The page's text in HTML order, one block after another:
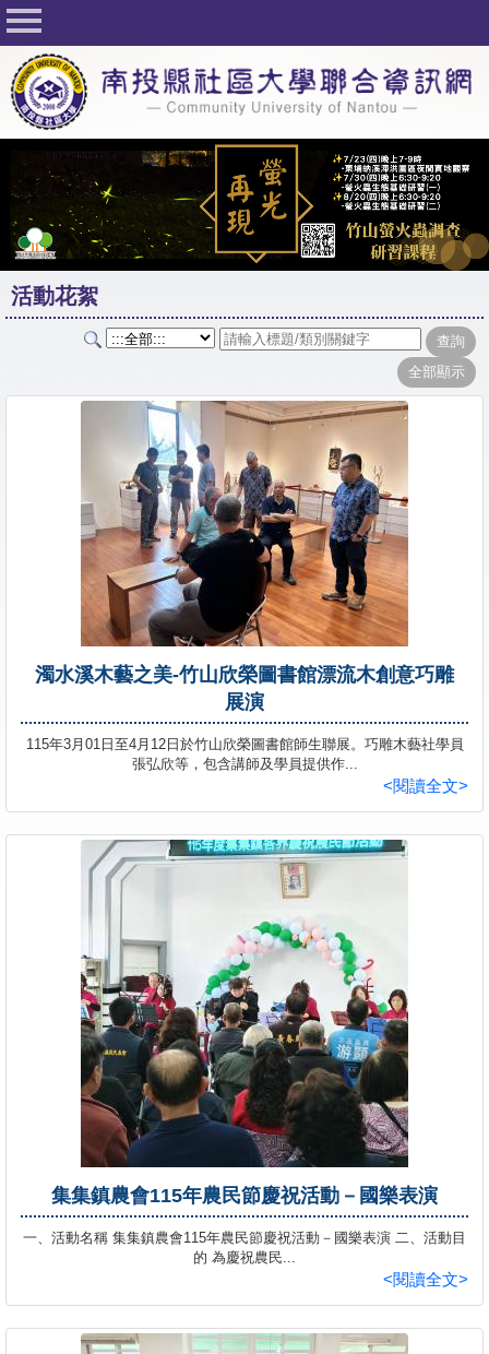
回首頁
關於社大
公佈欄
行事曆
最新活動
活動花絮
課程一覽表
志工與社團
社大學習Q&A
學員專區
教師專區
校務行政
活動花絮
濁水溪木藝之美-竹山欣榮圖書館漂流木創意巧雕
展演
115年3月01日至4月12日於竹山欣榮圖書館師生聯展。巧雕木藝社學員
張弘欣等，包含講師及學員提供作...
<閱讀全文>
集集鎮農會115年農民節慶祝活動－國樂表演
一、活動名稱 集集鎮農會115年農民節慶祝活動－國樂表演 二、活動目
的 為慶祝農民...
<閱讀全文>